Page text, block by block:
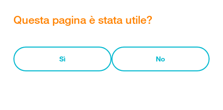
Questa pagina è stata utile?
Sì No